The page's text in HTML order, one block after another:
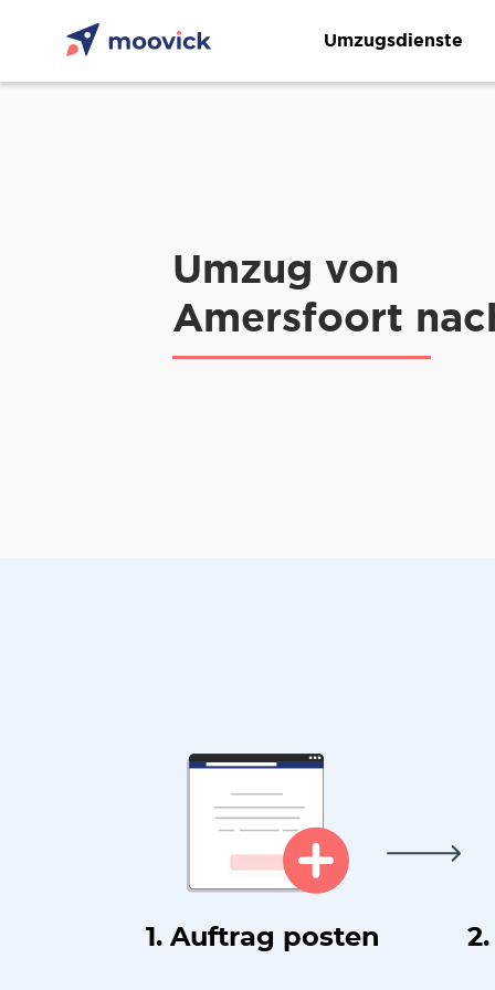
Umzugsdienste
Umzug von
Amersfoort
1. Auftrag posten